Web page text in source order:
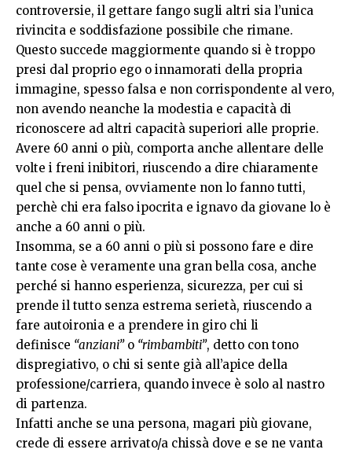
controversie, il gettare fango sugli altri sia l’unica
rivincita e soddisfazione possibile che rimane.
Questo succede maggiormente quando si è troppo
presi dal proprio ego o innamorati della propria
immagine, spesso falsa e non corrispondente al vero,
non avendo neanche la modestia e capacità di
riconoscere ad altri capacità superiori alle proprie.
Avere 60 anni o più, comporta anche allentare delle
volte i freni inibitori, riuscendo a dire chiaramente
quel che si pensa, ovviamente non lo fanno tutti,
perchè chi era falso ipocrita e ignavo da giovane lo è
anche a 60 anni o più.
Insomma, se a 60 anni o più si possono fare e dire
tante cose è veramente una gran bella cosa, anche
perché si hanno esperienza, sicurezza, per cui si
prende il tutto senza estrema serietà, riuscendo a
fare autoironia e a prendere in giro chi li
definisce “anziani”o “rimbambiti”, detto con tono
dispregiativo, o chi si sente già all’apice della
professione/carriera, quando invece è solo al nastro
di partenza.
Infatti anche se una persona, magari più giovane,
crede di essere arrivato/a chissà dove e se ne vanta